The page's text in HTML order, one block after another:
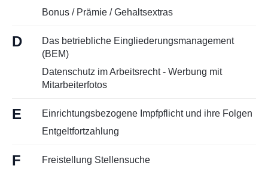
Bonus / Prämie / Gehaltsextras
D
Das betriebliche Eingliederungsmanagement
(BEM)
Datenschutz im Arbeitsrecht - Werbung mit
Mitarbeiterfotos
E
Einrichtungsbezogene Impfpflicht und ihre Folgen
Entgeltfortzahlung
F
Freistellung Stellensuche